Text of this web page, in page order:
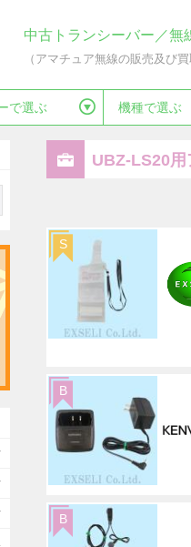
中古トランシーバー／無
（アマチュア無線の販売及び
で選ぶ 機種で選ぶ
UBZ-LS20用
S
B
B